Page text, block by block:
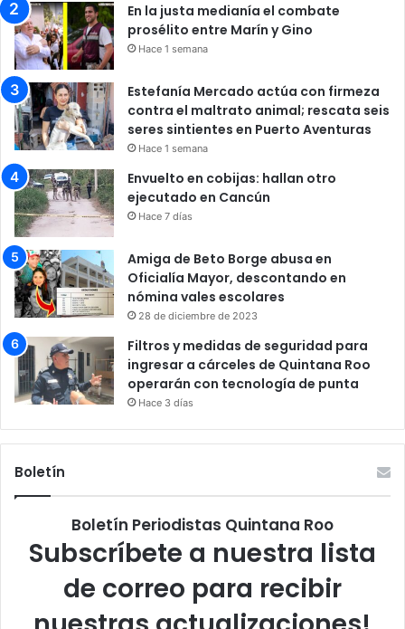
En la justa medianía el combate
prosélito entre Marín y Gino
Hace 1 semana
Estefanía Mercado actúa con firmeza
contra el maltrato animal; rescata seis
seres sintientes en Puerto Aventuras
Hace 1 semana
Envuelto en cobijas: hallan otro
ejecutado en Cancún
Hace 7 días
Amiga de Beto Borge abusa en
Oficialía Mayor, descontando en
nómina vales escolares
28 de diciembre de 2023
Filtros y medidas de seguridad para
ingresar a cárceles de Quintana Roo
operarán con tecnología de punta
Hace 3 días
Boletín
Boletín Periodistas Quintana Roo
Subscríbete a nuestra lista
de correo para recibir